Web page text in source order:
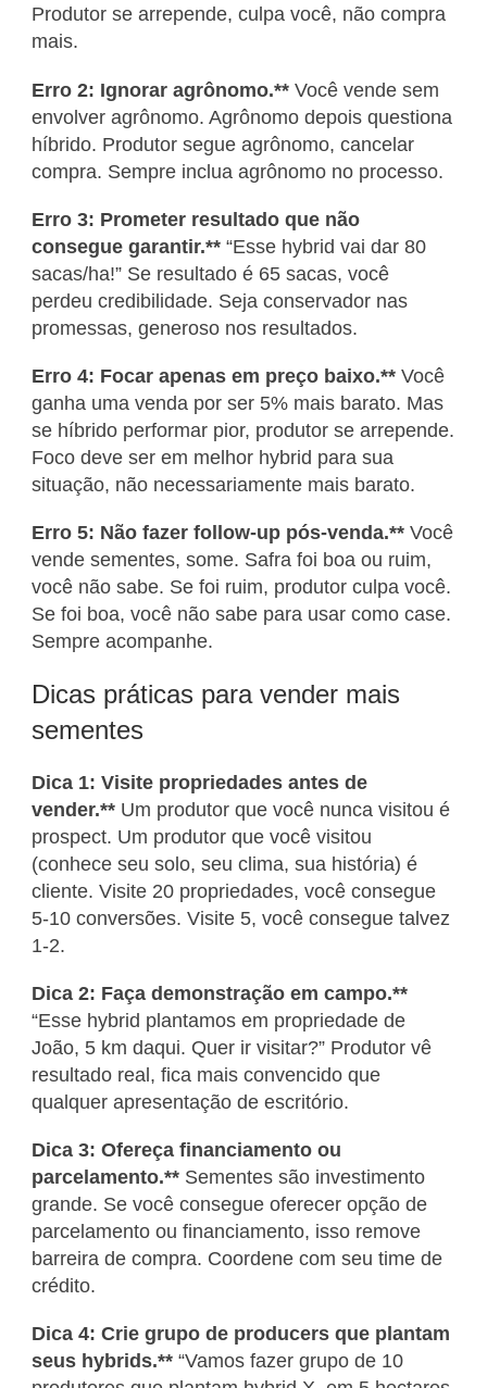
Produtor se arrepende, culpa você, não compra
mais.
Erro 2: Ignorar agrônomo.** Você vende sem
envolver agrônomo. Agrônomo depois questiona
híbrido. Produtor segue agrônomo, cancelar
compra. Sempre inclua agrônomo no processo.
Erro 3: Prometer resultado que não
consegue garantir.** “Esse hybrid vai dar 80
sacas/ha!” Se resultado é 65 sacas, você
perdeu credibilidade. Seja conservador nas
promessas, generoso nos resultados.
Erro 4: Focar apenas em preço baixo.** Você
ganha uma venda por ser 5% mais barato. Mas
se híbrido performar pior, produtor se arrepende.
Foco deve ser em melhor hybrid para sua
situação, não necessariamente mais barato.
Erro 5: Não fazer follow-up pós-venda.** Você
vende sementes, some. Safra foi boa ou ruim,
você não sabe. Se foi ruim, produtor culpa você.
Se foi boa, você não sabe para usar como case.
Sempre acompanhe.
Dicas práticas para vender mais
sementes
Dica 1: Visite propriedades antes de
vender.** Um produtor que você nunca visitou é
prospect. Um produtor que você visitou
(conhece seu solo, seu clima, sua história) é
cliente. Visite 20 propriedades, você consegue
5-10 conversões. Visite 5, você consegue talvez
1-2.
Dica 2: Faça demonstração em campo.**
“Esse hybrid plantamos em propriedade de
João, 5 km daqui. Quer ir visitar?” Produtor vê
resultado real, fica mais convencido que
qualquer apresentação de escritório.
Dica 3: Ofereça financiamento ou
parcelamento.** Sementes são investimento
grande. Se você consegue oferecer opção de
parcelamento ou financiamento, isso remove
barreira de compra. Coordene com seu time de
crédito.
Dica 4: Crie grupo de producers que plantam
seus hybrids.** “Vamos fazer grupo de 10